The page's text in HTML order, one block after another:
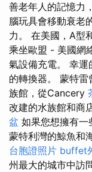
善老年人的記憶力
腦玩具會移動衰老
力。 在美國，A型
乘坐歐盟 - 美國網
氣設備充電。 幸運
的轉換器。 蒙特
族館，從Cancery
改建的水族館和商
盆 如果您想擁有一
蒙特利灣的鯨魚和
台胞證照片 buffet
州最大的城市中訪